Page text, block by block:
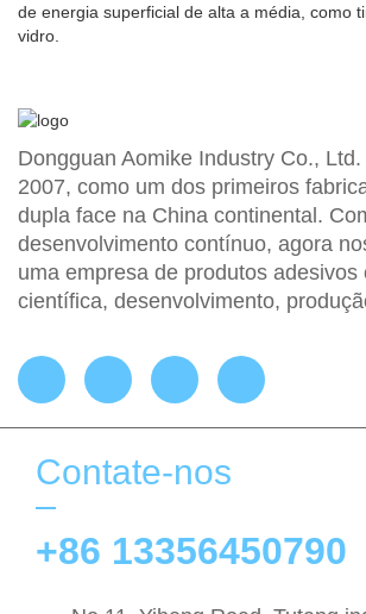
de energia superficial de alta a média, como
vidro.
Dongguan Aomike Industry Co.,
2007, como um dos primeiros
dupla face na China continental.
desenvolvimento contínuo, agora
uma empresa de produtos adesivos
científica, desenvolvimento,
Contate-nos
+86 13356450790